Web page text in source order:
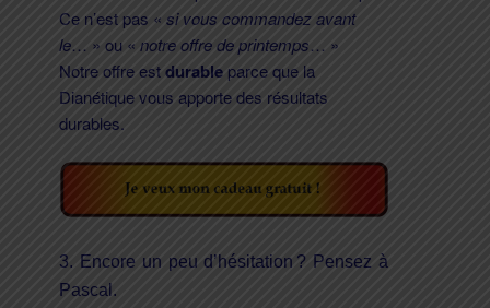
Ce n’est pas « si vous commandez avant
le… » ou « notre offre de printemps… »
Notre offre estdurable parce que la
Dianétique vous apporte des résultats
durables.
3. Encore un peu d’hésitation ? Pensez à
Pascal.